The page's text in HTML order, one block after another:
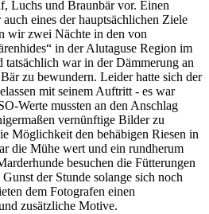
Luchs und Braunbär vor. Einen
eines der hauptsächlichen Ziele
wir zwei Nächte in den von
in der Alutaguse Region im
war in der Dämmerung an
zu bewundern. Leider hatte sich der
mit seinem Auftritt - es war
Werte mussten an den Anschlag
vernünftige Bilder zu
Möglichkeit den behäbigen Riesen in
die Mühe wert und ein rundherum
besuchen die Fütterungen
der Stunde solange sich noch
dem Fotografen einen
zusätzliche Motive.